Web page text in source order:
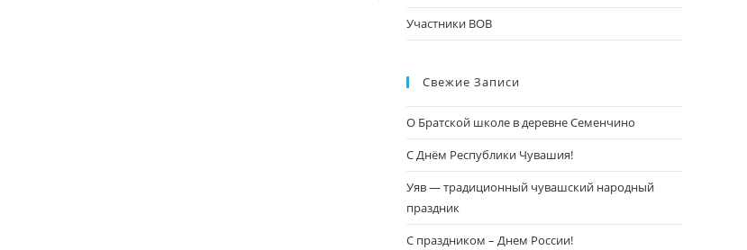
Участники ВОВ
Свежие Записи
О Братской школе в деревне Семенчино
С Днём Республики Чувашия!
Уяв — традиционный чувашский народный
праздник
С праздником – Днем России!